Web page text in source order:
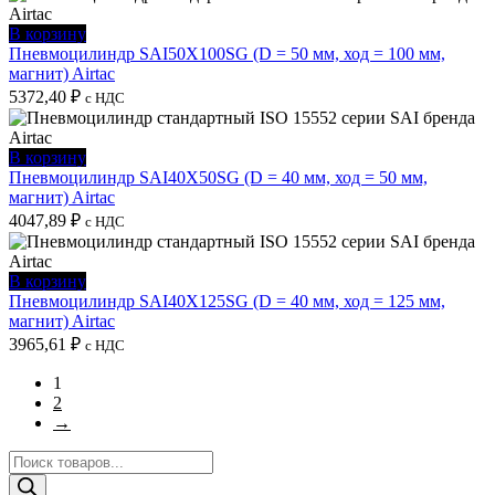
В корзину
Пневмоцилиндр SAI50X100SG (D = 50 мм, ход = 100 мм,
магнит) Airtac
5372,40 ₽ с НДС
В корзину
Пневмоцилиндр SAI40X50SG (D = 40 мм, ход = 50 мм,
магнит) Airtac
4047,89 ₽ с НДС
В корзину
Пневмоцилиндр SAI40X125SG (D = 40 мм, ход = 125 мм,
магнит) Airtac
3965,61 ₽ с НДС
1
2
→
Поиск
товаров